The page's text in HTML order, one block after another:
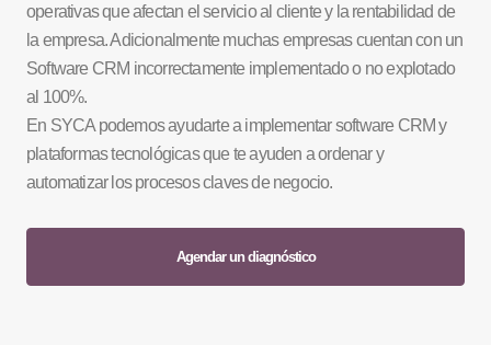
operativas que afectan el servicio al cliente y la rentabilidad de
la empresa. Adicionalmente muchas empresas cuentan con un
Software CRM incorrectamente implementado o no explotado
al 100%.
En SYCA podemos ayudarte a implementar software CRM y
plataformas tecnológicas que te ayuden a ordenar y
automatizar los procesos claves de negocio.
Agendar un diagnóstico